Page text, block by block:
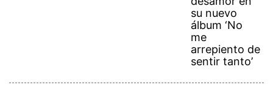
su nuevo
álbum ‘No
me
arrepiento de
sentir tanto’